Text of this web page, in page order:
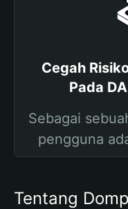
Cegah
Pada
Sebagai
pengguna
Tentang